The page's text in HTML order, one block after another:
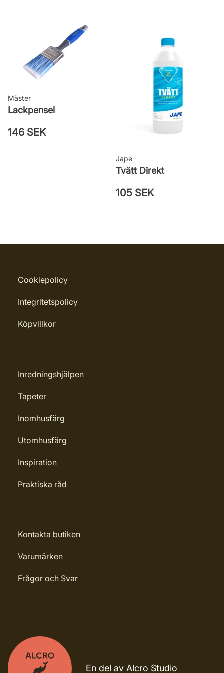
Rengöring: Vatten eller penseltvätt
Leverantörens artikelnummer:
710014718
Mäster
Lackpensel
146 SEK
Jape
Tvätt Direkt
105 SEK
Cookiepolicy
Integritetspolicy
Köpvillkor
Inredningshjälpen
Tapeter
Inomhusfärg
Utomhusfärg
Inspiration
Praktiska råd
Kontakta butiken
Varumärken
Frågor och Svar
En del av Alcro Studio